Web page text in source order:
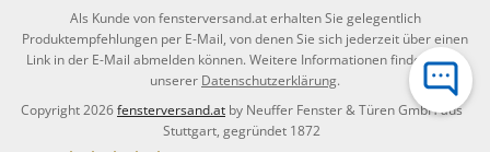
Als Kunde von fensterversand.at erhalten Sie gelegentlich
Produktempfehlungen per E-Mail, von denen Sie sich jederzeit über einen
Link in der E-Mail abmelden können. Weitere Informationen finden Sie in
unserer Datenschutzerklärung.
Copyright 2026fensterversand.at by Neuffer Fenster & Türen GmbH aus
Stuttgart, gegründet 1872